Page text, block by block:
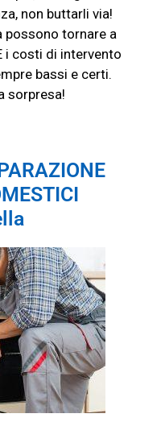
non buttarli via!
possono tornare a
i costi di intervento
bassi e certi.
sorpresa!